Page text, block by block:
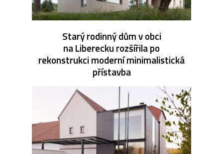
Starý rodinný dům v obci
na Liberecku rozšířila po
rekonstrukci moderní minimalistická
přístavba